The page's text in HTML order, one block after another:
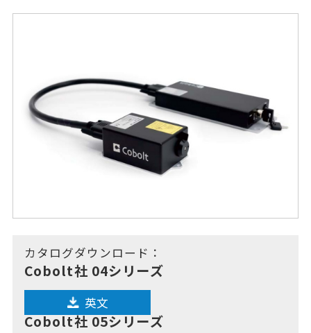
カタログダウンロード：
Cobolt社 04シリーズ
英文
Cobolt社 05シリーズ